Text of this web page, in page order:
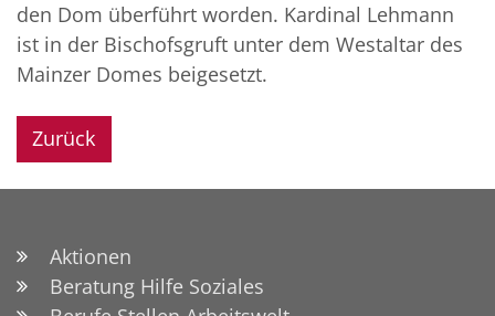
den Dom überführt worden. Kardinal Lehmann
ist in der Bischofsgruft unter dem Westaltar des
Mainzer Domes beigesetzt.
Zurück
Aktionen
Beratung Hilfe Soziales